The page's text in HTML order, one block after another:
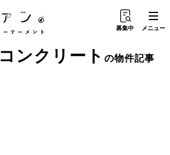
募集中 メニュー
コンクリート の物件記事